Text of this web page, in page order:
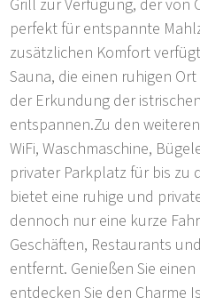
Grill zur Verfügung, der von
perfekt für entspannte
zusätzlichen Komfort
Sauna, die einen ruhigen
der Erkundung der
entspannen.Zu den
WiFi, Waschmaschine,
privater Parkplatz für bis zu
bietet eine ruhige und
dennoch nur eine kurze
Geschäften, Restaurants
entfernt. Genießen Sie
entdecken Sie den Charme